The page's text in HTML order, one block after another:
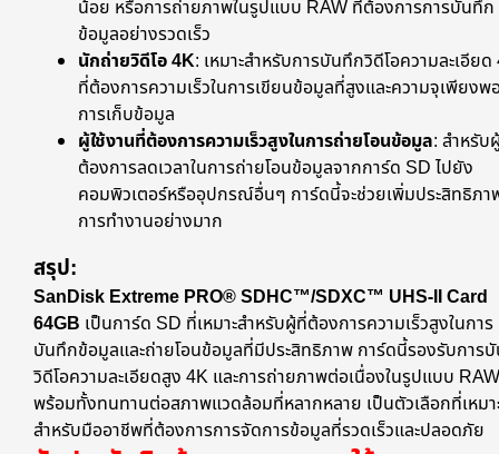
น้อย หรือการถ่ายภาพในรูปแบบ RAW ที่ต้องการการบันทึก
ข้อมูลอย่างรวดเร็ว
นักถ่ายวิดีโอ 4K: เหมาะสำหรับการบันทึกวิดีโอความละเอียด
ที่ต้องการความเร็วในการเขียนข้อมูลที่สูงและความจุเพียงพ
การเก็บข้อมูล
ผู้ใช้งานที่ต้องการความเร็วสูงในการถ่ายโอนข้อมูล: สำหรับ
ต้องการลดเวลาในการถ่ายโอนข้อมูลจากการ์ด SD ไปยัง
คอมพิวเตอร์หรืออุปกรณ์อื่นๆ การ์ดนี้จะช่วยเพิ่มประสิทธิภา
การทำงานอย่างมาก
สรุป:
SanDisk Extreme PRO® SDHC™/SDXC™ UHS-II Card
64GB เป็นการ์ด SD ที่เหมาะสำหรับผู้ที่ต้องการความเร็วสูงในการ
บันทึกข้อมูลและถ่ายโอนข้อมูลที่มีประสิทธิภาพ การ์ดนี้รองรับการ
วิดีโอความละเอียดสูง 4K และการถ่ายภาพต่อเนื่องในรูปแบบ RAW
พร้อมทั้งทนทานต่อสภาพแวดล้อมที่หลากหลาย เป็นตัวเลือกที่เหมา
สำหรับมืออาชีพที่ต้องการการจัดการข้อมูลที่รวดเร็วและปลอดภัย